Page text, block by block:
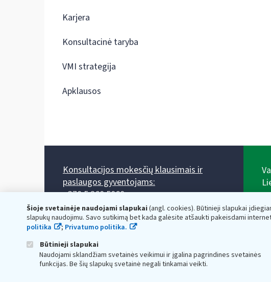
Šioje svetainėje naudojami slapukai(angl. cookies). Būtinieji slapukai
slapukų naudojimu. Savo sutikimą bet kada galėsite atšaukti pakeisdami
politika
; Privatumo politika.
Būtinieji slapukai
Naudojami sklandžiam svetainės veikimui ir įgalina pagrindines svetainės
funkcijas. Be šių slapukų svetainė negali tinkamai veikti.
Karjera
Konsultacinė taryba
VMI strategija
Apklausos
Konsultacijos mokesčių klausimais ir
paslaugos gyventojams:
+370 5 260 5060
Darbo laikas: I-IV 8.00-17.00, V 8.00-15.45.
Prieššventinę dieną - viena valanda trumpiau.
Kiekvieno mėnesio antrą penktadienį 8.00 val. - 12.00 val.